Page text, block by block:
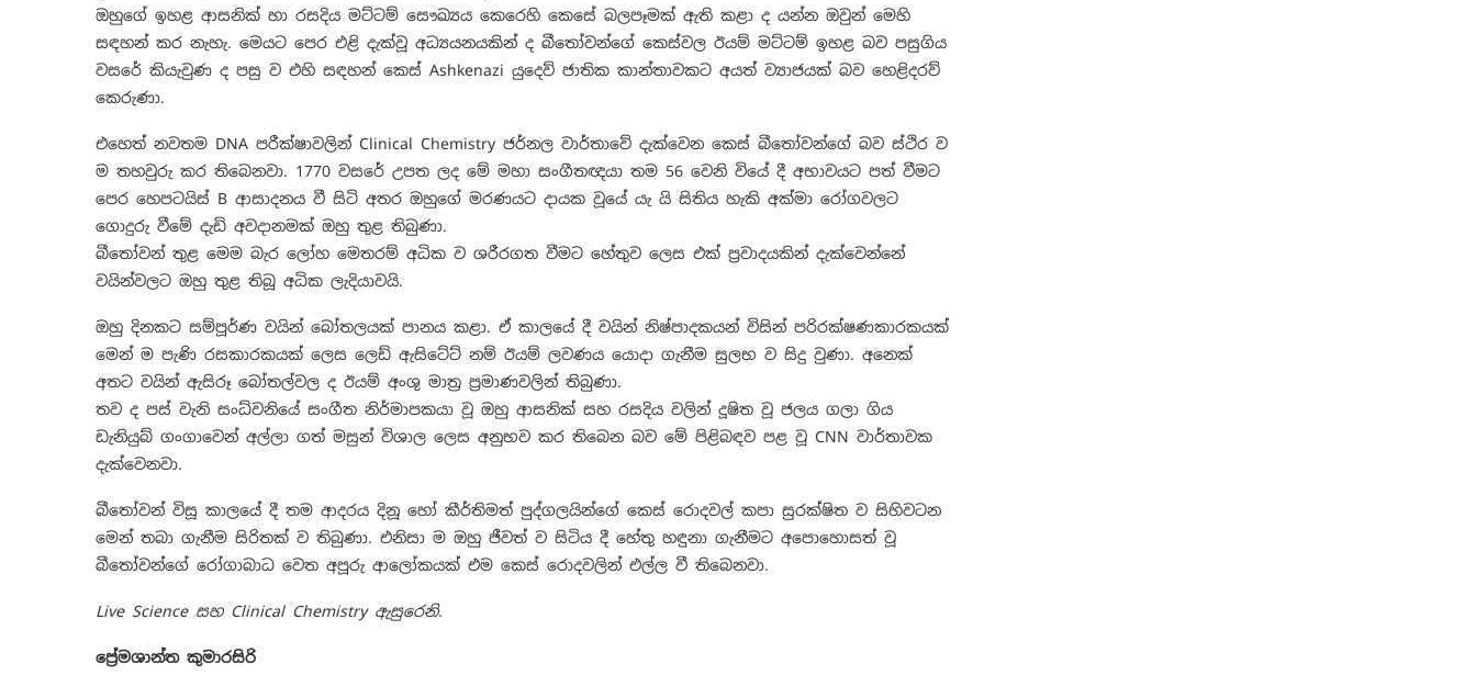
ඔහුගේ ඉහළ ආසනික් හා රසදිය මට්ටම් සෞඛ්‍යය කෙරෙහි කෙසේ බලපෑමක් ඇති කළා ද යන්න ඔවුන් මෙහි
සඳහන් කර නැහැ. මෙයට පෙර එළි දැක්වූ අධ්‍යයනයකින් ද බීතෝවන්ගේ කෙස්වල ඊයම් මට්ටම් ඉහළ බව පසුගිය
වසරේ කියැවුණ ද පසු ව එහි සඳහන් කෙස් Ashkenazi යුදෙව් ජාතික කාන්තාවකට අයත් ව්‍යාජයක් බව හෙළිදරව්
කෙරුණා.
එහෙත් නවතම DNA පරීක්ෂාවලින් Clinical Chemistry ජර්නල වාර්තාවේ දැක්වෙන කෙස් බීතෝවන්ගේ බව ස්ථිර ව
ම තහවුරු කර තිබෙනවා. 1770 වසරේ උපත ලද මේ මහා සංගීතඥයා තම 56 වෙනි වියේ දී අභාවයට පත් වීමට
පෙර හෙපටයිස් B ආසාදනය වී සිටි අතර ඔහුගේ මරණයට දායක වූයේ යැ යි සිතිය හැකි අක්මා රෝගවලට
ගොදුරු වීමේ දැඩි අවදානමක් ඔහු තුළ තිබුණා.
බීතෝවන් තුළ මෙම බැර ලෝහ මෙතරම් අධික ව ශරීරගත වීමට හේතුව ලෙස එක් ප්‍රවාදයකින් දැක්වෙන්නේ
වයින්වලට ඔහු තුළ තිබූ අධික ලැදියාවයි.
ඔහු දිනකට සම්පූර්ණ වයින් බෝතලයක් පානය කළා. ඒ කාලයේ දී වයින් නිෂ්පාදකයන් විසින් පරිරක්ෂණකාරකයක්
මෙන් ම පැණි රසකාරකයක් ලෙස ලෙඩ් ඇසිටේට් නම් ඊයම් ලවණය යොදා ගැනීම සුලභ ව සිදු වුණා. අනෙක්
අතට වයින් ඇසිරූ බෝතල්වල ද ඊයම් අංශු මාත්‍ර ප්‍රමාණවලින් තිබුණා.
තව ද පස් වැනි සංධ්වනියේ සංගීත නිර්මාපකයා වූ ඔහු ආසනික් සහ රසදිය වලින් දූෂිත වූ ජලය ගලා ගිය
ඩැනියුබ් ගංගාවෙන් අල්ලා ගත් මසුන් විශාල ලෙස අනුභව කර තිබෙන බව මේ පිළිබඳව පළ වූ CNN වාර්තාවක
දැක්වෙනවා.
බීතෝවන් විසූ කාලයේ දී තම ආදරය දිනූ හෝ කීර්තිමත් පුද්ගලයින්ගේ කෙස් රොදවල් කපා සුරක්ෂිත ව සිහිවටන
මෙන් තබා ගැනීම සිරිතක් ව තිබුණා. එනිසා ම ඔහු ජීවත් ව සිටිය දී හේතු හඳුනා ගැනීමට අපොහොසත් වූ
බීතෝවන්ගේ රෝගාබාධ වෙත අපූරු ආලෝකයක් එම කෙස්‍ රොදවලින් එල්ල වී තිබෙනවා.
Live Science සහ Clinical Chemistry ඇසුරෙනි.
ප්‍රේමශාන්ත කුමාරසිරි